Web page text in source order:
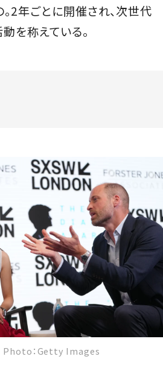
2年ごとに開催され、次世代
を称えている。
Photo：Getty Images